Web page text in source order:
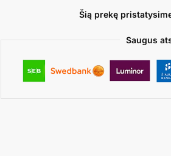
Šią prekę
Saugus